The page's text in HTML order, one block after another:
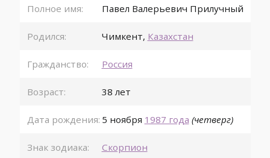
Полное имя: Павел Валерьевич Прилучный
Родился: Чимкент, Казахстан
Гражданство: Россия
Возраст: 38 лет
Дата рождения: 5 ноября 1987 года (четверг)
Знак зодиака: Скорпион